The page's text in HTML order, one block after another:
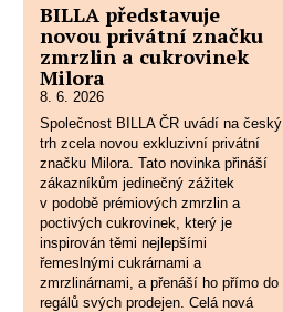
BILLA představuje
novou privátní značku
zmrzlin a cukrovinek
Milora
8. 6. 2026
Společnost BILLA ČR uvádí na český
trh zcela novou exkluzivní privátní
značku Milora. Tato novinka přináší
zákazníkům jedinečný zážitek
v podobě prémiových zmrzlin a
poctivých cukrovinek, který je
inspirován těmi nejlepšími
řemeslnými cukrárnami a
zmrzlinárnami, a přenáší ho přímo do
regálů svých prodejen. Celá nová